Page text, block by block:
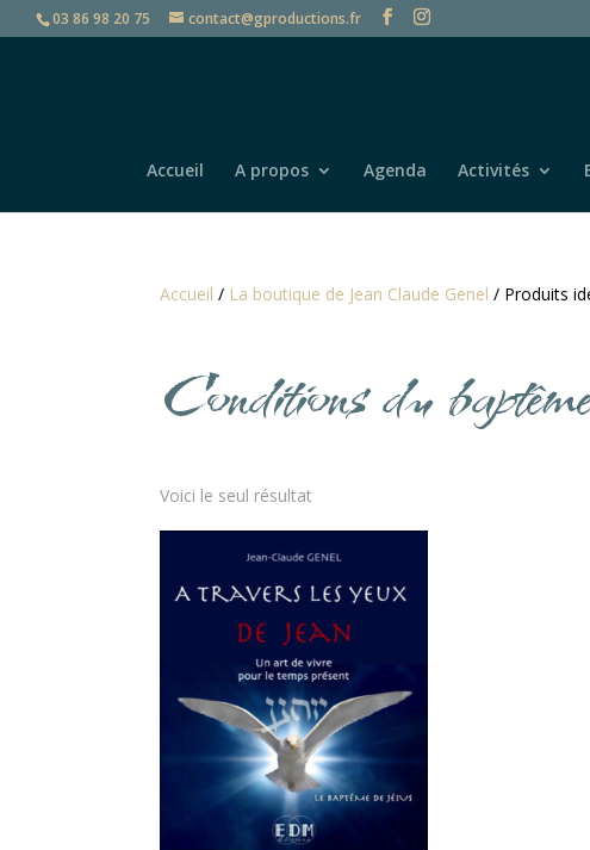
03 86 98 20 75 contact@gproductions.fr
Accueil A propos Agenda Activités
Accueil / La boutique de Jean Claude Genel / Produits
Conditions du
Voici le seul résultat